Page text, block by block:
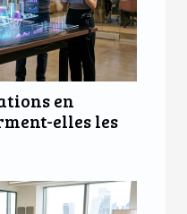
en
elles les